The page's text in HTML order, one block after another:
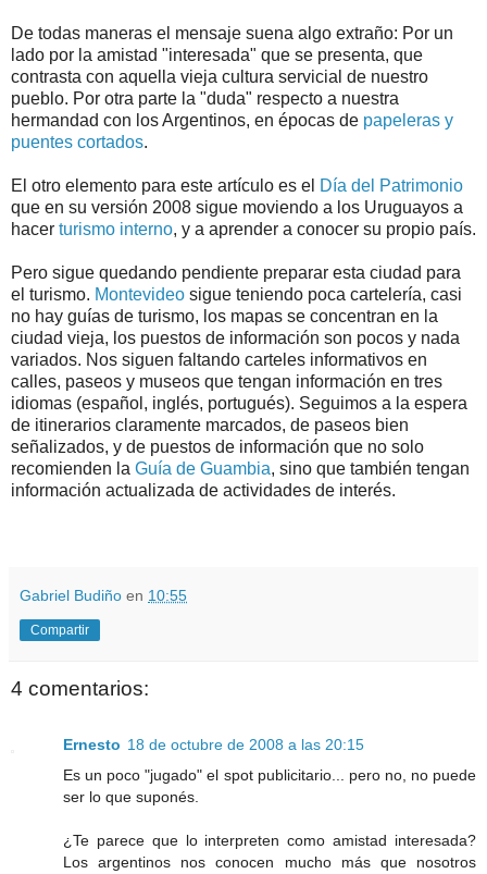
De todas maneras el mensaje suena algo extraño: Por un
lado por la amistad "interesada" que se presenta, que
contrasta con aquella vieja cultura servicial de nuestro
pueblo. Por otra parte la "duda" respecto a nuestra
hermandad con los Argentinos, en épocas de papeleras y
puentes cortados.
El otro elemento para este artículo es el Día del Patrimonio
que en su versión 2008 sigue moviendo a los Uruguayos a
hacer turismo interno, y a aprender a conocer su propio país.
Pero sigue quedando pendiente preparar esta ciudad para
el turismo. Montevideo sigue teniendo poca cartelería, casi
no hay guías de turismo, los mapas se concentran en la
ciudad vieja, los puestos de información son pocos y nada
variados. Nos siguen faltando carteles informativos en
calles, paseos y museos que tengan información en tres
idiomas (español, inglés, portugués). Seguimos a la espera
de itinerarios claramente marcados, de paseos bien
señalizados, y de puestos de información que no solo
recomienden la Guía de Guambia, sino que también tengan
información actualizada de actividades de interés.
Gabriel Budiño en 10:55
Compartir
4 comentarios:
Ernesto 18 de octubre de 2008 a las 20:15
Es un poco "jugado" el spot publicitario... pero no, no puede
ser lo que suponés.
¿Te parece que lo interpreten como amistad interesada?
Los argentinos nos conocen mucho más que nosotros